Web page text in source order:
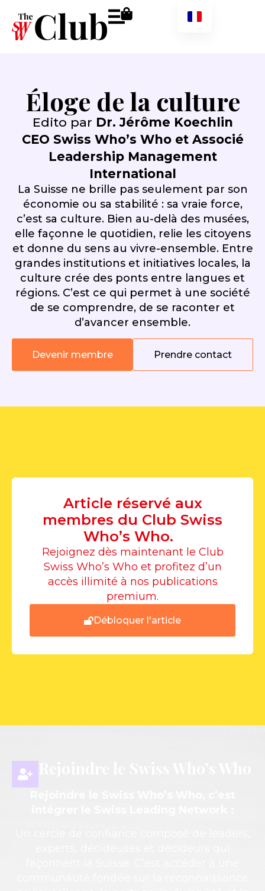
Éloge de la culture
Edito par Dr. Jérôme Koechlin
CEO Swiss Who’s Who et Associé
Leadership Management
International
La Suisse ne brille pas seulement par son
économie ou sa stabilité : sa vraie force,
c’est sa culture. Bien au-delà des musées,
elle façonne le quotidien, relie les citoyens
et donne du sens au vivre-ensemble. Entre
grandes institutions et initiatives locales, la
culture crée des ponts entre langues et
régions. C’est ce qui permet à une société
de se comprendre, de se raconter et
d’avancer ensemble.
Devenir membre Prendre contact
Article réservé aux
membres du Club Swiss
Who’s Who.
Rejoignez dès maintenant le Club
Swiss Who’s Who et profitez d’un
accès illimité à nos publications
premium.
Débloquer l'article